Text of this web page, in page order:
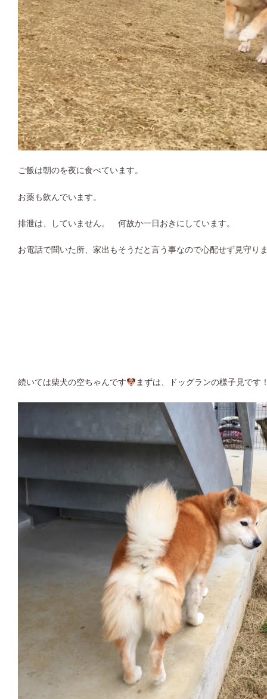
ご飯は朝のを夜に食べています。
お薬も飲んでいます。
排泄は、していません。 何故か一日おきにしています。
お電話で聞いた所、家出もそうだと言う事なので心配せず見守り
続いては柴犬の空ちゃんです まずは、ドッグランの様子見です